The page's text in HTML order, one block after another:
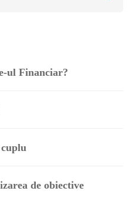
ul Financiar?
de obiective